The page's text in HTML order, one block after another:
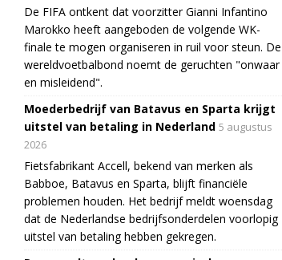
De FIFA ontkent dat voorzitter Gianni Infantino
Marokko heeft aangeboden de volgende WK-
finale te mogen organiseren in ruil voor steun. De
wereldvoetbalbond noemt de geruchten "onwaar
en misleidend".
Moederbedrijf van Batavus en Sparta krijgt
uitstel van betaling in Nederland 5 augustus
2026
Fietsfabrikant Accell, bekend van merken als
Babboe, Batavus en Sparta, blijft financiële
problemen houden. Het bedrijf meldt woensdag
dat de Nederlandse bedrijfsonderdelen voorlopig
uitstel van betaling hebben gekregen.